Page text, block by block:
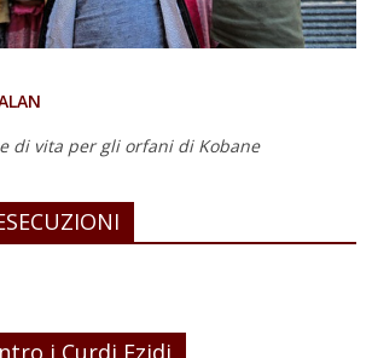
di vita per gli orfani di Kobane
i Curdi Ezidi